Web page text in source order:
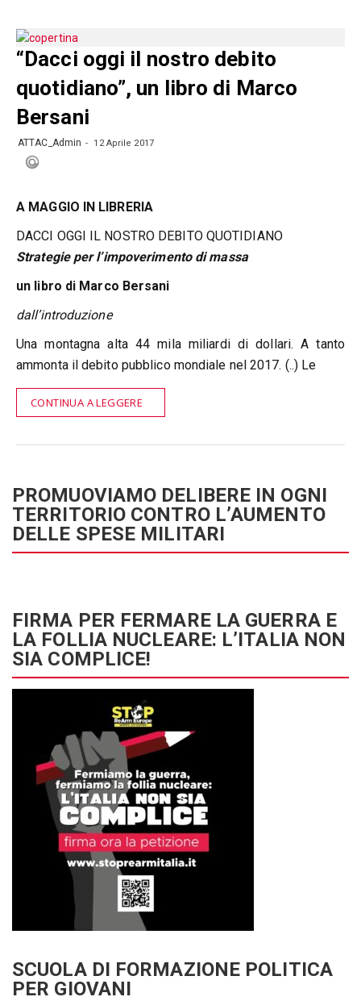
“Dacci oggi il nostro debito
quotidiano”, un libro di Marco
Bersani
ATTAC_Admin 12 Aprile 2017
A MAGGIO IN LIBRERIA
DACCI OGGI IL NOSTRO DEBITO QUOTIDIANO
Strategie per l’impoverimento di massa
un libro di Marco Bersani
dall’introduzione
Una montagna alta 44 mila miliardi di dollari. A tanto
ammonta il debito pubblico mondiale nel 2017. (..) Le
CONTINUA A LEGGERE
PROMUOVIAMO DELIBERE IN OGNI
TERRITORIO CONTRO L’AUMENTO
DELLE SPESE MILITARI
FIRMA PER FERMARE LA GUERRA E
LA FOLLIA NUCLEARE: L’ITALIA NON
SIA COMPLICE!
SCUOLA DI FORMAZIONE POLITICA
PER GIOVANI